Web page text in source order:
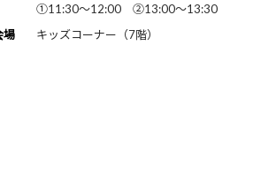
①11:30～12:00 ②13:00～13:30
場
キッズコーナー（7階）